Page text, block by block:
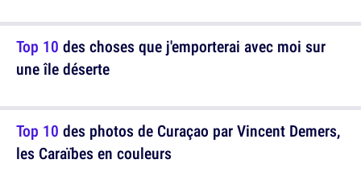
Top 10 des photos de Curaçao par Vincent Demers,
les Caraïbes en couleurs
Top 10 des choses que j'emporterai avec moi sur
une île déserte